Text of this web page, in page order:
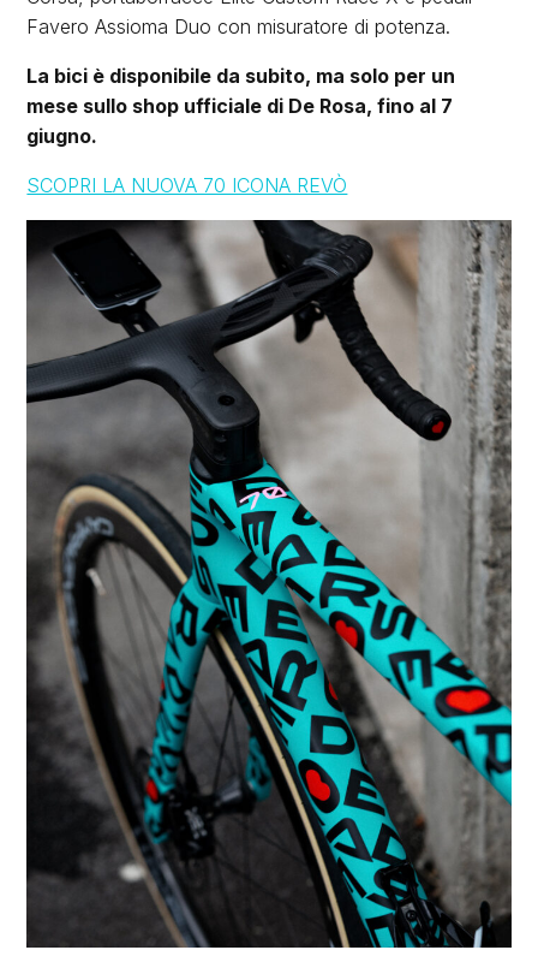
Favero Assioma Duo con misuratore di potenza.
La bici è disponibile da subito, ma solo per un
mese sullo shop ufficiale di De Rosa, fino al 7
giugno.
SCOPRI LA NUOVA 70 ICONA REVÒ